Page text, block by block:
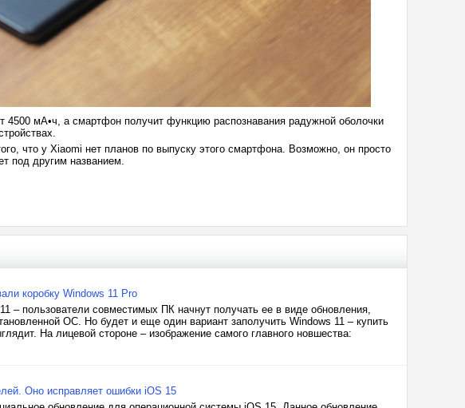
4500 мА•ч, а смартфон получит функцию распознавания радужной оболочки
что у Xiaomi нет планов по выпуску этого смартфона. Возможно, он просто
под другим названием.
коробку Windows 11 Pro
– пользователи совместимых ПК начнут получать ее в виде обновления,
ОС. Но будет и еще один вариант заполучить Windows 11 – купить
На лицевой стороне – изображение самого главного новшества:
Оно исправляет ошибки iOS 15